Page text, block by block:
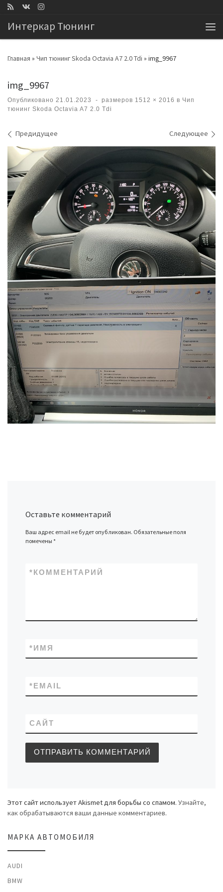
Интеркар Тюнинг
Главная » Чип тюнинг Skoda Octavia A7 2.0 Tdi » img_9967
img_9967
Опубликовано 21.01.2023 - размеров 1512 × 2016 в Чип
тюнинг Skoda Octavia A7 2.0 Tdi
Навигация по изображениям
Предидущее Следующее
Оставьте комментарий
Ваш адрес email не будет опубликован. Обязательные поля
помечены*
КОММЕНТАРИЙ
*
ИМЯ
*
EMAIL
*
САЙТ
Этот сайт использует Akismet для борьбы со спамом. Узнайте,
как обрабатываются ваши данные комментариев.
МАРКА АВТОМОБИЛЯ
AUDI
BMW